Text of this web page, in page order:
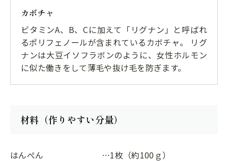
カボチャ
ビタミンA、B、Cに加えて「リグナン」と呼ばれ
るポリフェノールが含まれているカボチャ。 リグ
ナンは大豆イソフラボンのように、女性ホルモン
に似た働きをして薄毛や抜け毛を防ぎます。
材料（作りやすい分量）
はんぺん
…1枚（約100ｇ）